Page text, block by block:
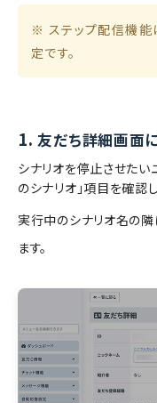
※ ステップ配信機能
定です。
1. 友だち詳細画面
シナリオを停止させた
のシナリオ」項目を確認し
実行中のシナリオ名の隣
ます。